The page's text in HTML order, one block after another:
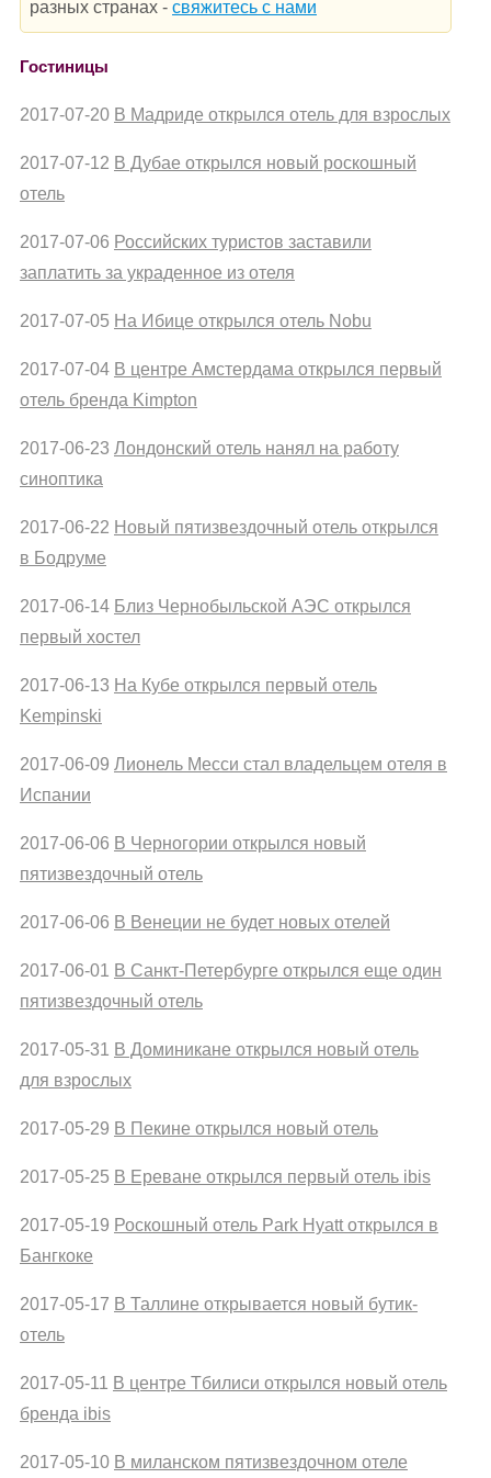
разных странах - свяжитесь с нами
Гостиницы
2017-07-20 В Мадриде открылся отель для взрослых
2017-07-12 В Дубае открылся новый роскошный
отель
2017-07-06 Российских туристов заставили
заплатить за украденное из отеля
2017-07-05 На Ибице открылся отель Nobu
2017-07-04 В центре Амстердама открылся первый
отель бренда Kimpton
2017-06-23 Лондонский отель нанял на работу
синоптика
2017-06-22 Новый пятизвездочный отель открылся
в Бодруме
2017-06-14 Близ Чернобыльской АЭС открылся
первый хостел
2017-06-13 На Кубе открылся первый отель
Kempinski
2017-06-09 Лионель Месси стал владельцем отеля в
Испании
2017-06-06 В Черногории открылся новый
пятизвездочный отель
2017-06-06 В Венеции не будет новых отелей
2017-06-01 В Санкт-Петербурге открылся еще один
пятизвездочный отель
2017-05-31 В Доминикане открылся новый отель
для взрослых
2017-05-29 В Пекине открылся новый отель
2017-05-25 В Ереване открылся первый отель ibis
2017-05-19 Роскошный отель Park Hyatt открылся в
Бангкоке
2017-05-17 В Таллине открывается новый бутик-
отель
2017-05-11 В центре Тбилиси открылся новый отель
бренда ibis
2017-05-10 В миланском пятизвездочном отеле